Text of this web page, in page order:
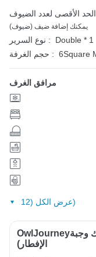
يمكنك إضافة ضيف (ضيوف)
نوع السرير :
Double * 1
حجم الغرفة : 6Square
مرافق الغرف
عرض الكل (12)
OwlJourneyالمشروع (بما في ذلك وجبة
الإفطار)